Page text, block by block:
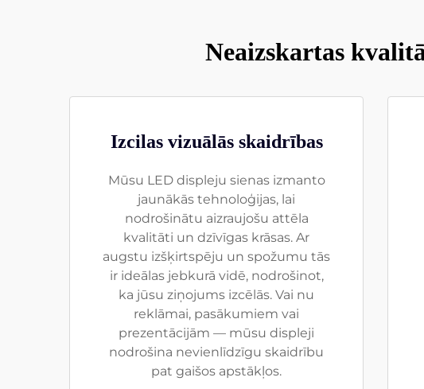
Neaizskartas
Izcilas vizuālās skaidrības
Mūsu LED displeju sienas izmanto
jaunākās tehnoloģijas, lai
nodrošinātu aizraujošu attēla
kvalitāti un dzīvīgas krāsas. Ar
augstu izšķirtspēju un spožumu tās
ir ideālas jebkurā vidē, nodrošinot,
ka jūsu ziņojums izcēlās. Vai nu
reklāmai, pasākumiem vai
prezentācijām — mūsu displeji
nodrošina nevienlīdzīgu skaidrību
pat gaišos apstākļos.